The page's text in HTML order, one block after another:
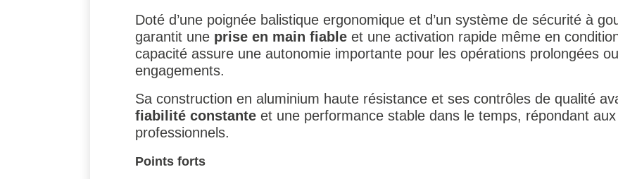
Doté d’une poignée balistique ergonomique et d’un système de sécurité à
garantit une prise en main fiable et une activation rapide même en
capacité assure une autonomie importante pour les opérations prolongées
engagements.
Sa construction en aluminium haute résistance et ses contrôles de qualité
fiabilité constante et une performance stable dans le temps, répondant
professionnels.
Points forts